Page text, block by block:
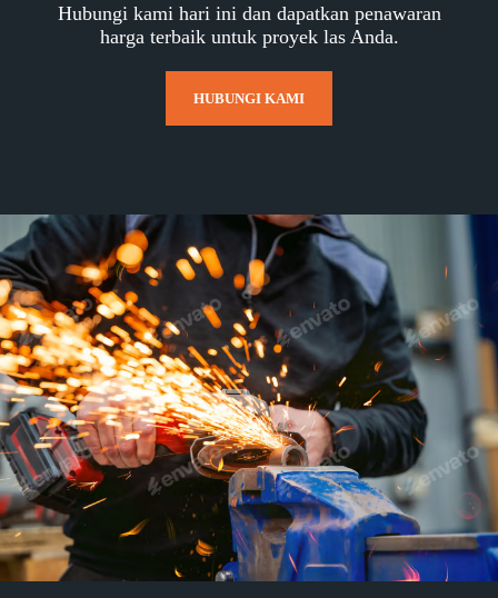
Hubungi kami hari ini dan dapatkan penawaran
harga terbaik untuk proyek las Anda.
HUBUNGI KAMI